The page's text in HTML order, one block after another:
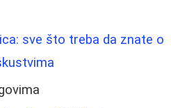
sve što treba da znate o